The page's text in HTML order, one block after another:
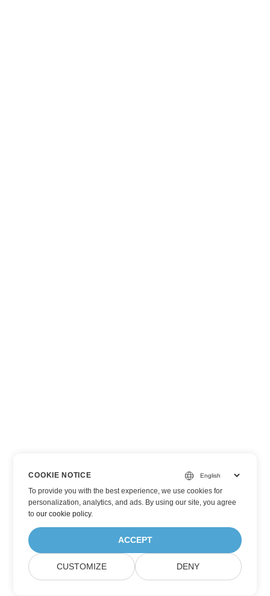
COOKIE NOTICE
To provide you with the best experience, we use cookies for
personalization, analytics, and ads. By using our site, you agree
toour cookie policy.
ACCEPT
CUSTOMIZE DENY